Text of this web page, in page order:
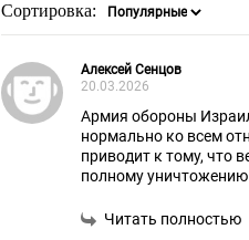
Сортировка:
Алексей Сенцов
20.03.2026
Армия обороны
нормально ко всем
приводит к тому, что
полному уничтожению
Читать полностью